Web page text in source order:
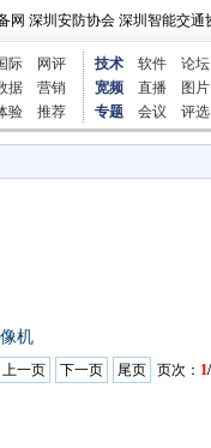
网 深圳安防协会 深圳智能交通
际
网评
据
营销
验 推荐
技术 软件
论坛
宽频
直播
图片
专题
会议 评选
机
上一页 下一页 尾页 页次： 1